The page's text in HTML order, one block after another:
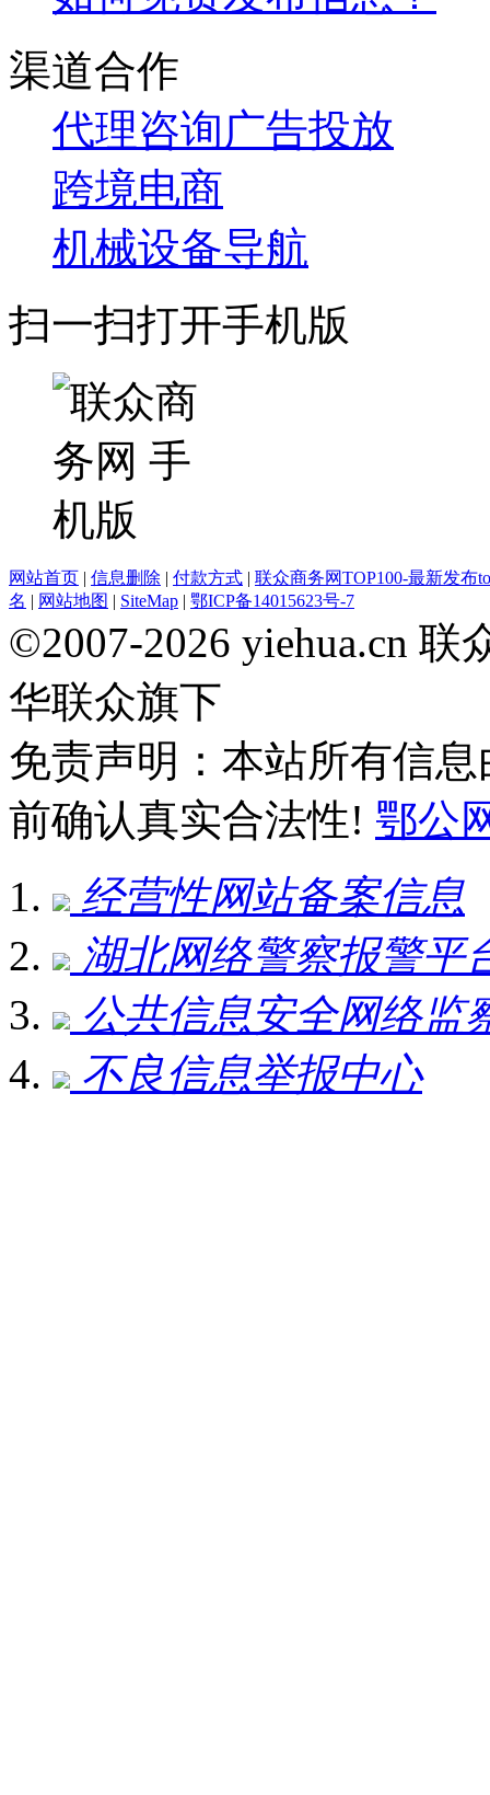
渠道合作
代理咨询广告投放
跨境电商
机械设备导航
扫一扫打开手机版
网站首页 | 信息删除 | 付款方式 | 联众商务网TOP100-最新发布
名 | 网站地图 | SiteMap | 鄂ICP备14015623号-7
©2007-2026 yiehua.cn
华联众旗下
免责声明：本站所有信
前确认真实合法性! 鄂公
经营性网站备案信息
湖北网络警察报警平
公共信息安全网络监
不良信息举报中心